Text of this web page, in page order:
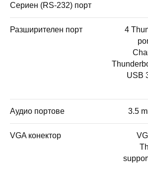
Сериен (RS-232) порт
Разширителен порт
4
USB
Аудио портове 3.5
VGA конектор